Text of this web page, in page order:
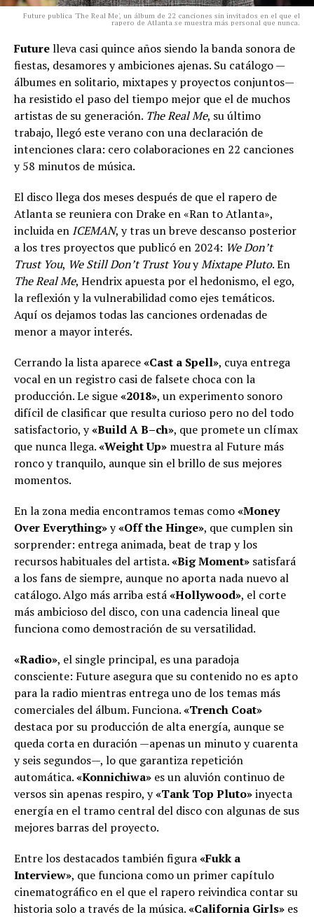
Future publica 'The Real Me', un álbum de 22 canciones sin invitados en el que el
rapero de Atlanta se muestra más personal que nunca.
Futurelleva casi quince años siendo la banda sonora de
fiestas, desamores y ambiciones ajenas. Su catálogo —
álbumes en solitario, mixtapes y proyectos conjuntos—
ha resistido el paso del tiempo mejor que el de muchos
artistas de su generación. The Real Me, su último
trabajo, llegó este verano con una declaración de
intenciones clara: cero colaboraciones en 22 canciones
y 58 minutos de música.
El disco llega dos meses después de que el rapero de
Atlanta se reuniera con Drake en «Ran to Atlanta»,
incluida en ICEMAN, y tras un breve descanso posterior
a los tres proyectos que publicó en 2024: We Don’t
Trust You, We Still Don’t Trust YouyMixtape Pluto. En
The Real Me, Hendrix apuesta por el hedonismo, el ego,
la reflexión y la vulnerabilidad como ejes temáticos.
Aquí os dejamos todas las canciones ordenadas de
menor a mayor interés.
Cerrando la lista aparece«Cast a Spell», cuya entrega
vocal en un registro casi de falsete choca con la
producción. Le sigue«2018», un experimento sonoro
difícil de clasificar que resulta curioso pero no del todo
satisfactorio, y«Build A B–ch», que promete un clímax
que nunca llega.«Weight Up» muestra al Future más
ronco y tranquilo, aunque sin el brillo de sus mejores
momentos.
En la zona media encontramos temas como«Money
Over Everything»y«Off the Hinge», que cumplen sin
sorprender: entrega animada, beat de trap y los
recursos habituales del artista.«Big Moment» satisfará
a los fans de siempre, aunque no aporta nada nuevo al
catálogo. Algo más arriba está«Hollywood», el corte
más ambicioso del disco, con una cadencia lineal que
funciona como demostración de su versatilidad.
«Radio», el single principal, es una paradoja
consciente: Future asegura que su contenido no es apto
para la radio mientras entrega uno de los temas más
comerciales del álbum. Funciona.«Trench Coat»
destaca por su producción de alta energía, aunque se
queda corta en duración —apenas un minuto y cuarenta
y seis segundos—, lo que garantiza repetición
automática.«Konnichiwa» es un aluvión continuo de
versos sin apenas respiro, y«Tank Top Pluto»inyecta
energía en el tramo central del disco con algunas de sus
mejores barras del proyecto.
Entre los destacados también figura«Fukk a
Interview», que funciona como un primer capítulo
cinematográfico en el que el rapero reivindica contar su
historia solo a través de la música.«California Girls» es